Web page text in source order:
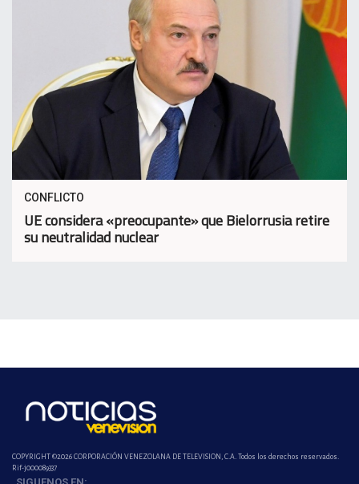
CONFLICTO
UE considera «preocupante» que Bielorrusia retire
su neutralidad nuclear
COPYRIGHT ©2026 CORPORACIÓN VENEZOLANA DE TELEVISION, C.A. Todos los derechos reservados.
Rif-j000089337